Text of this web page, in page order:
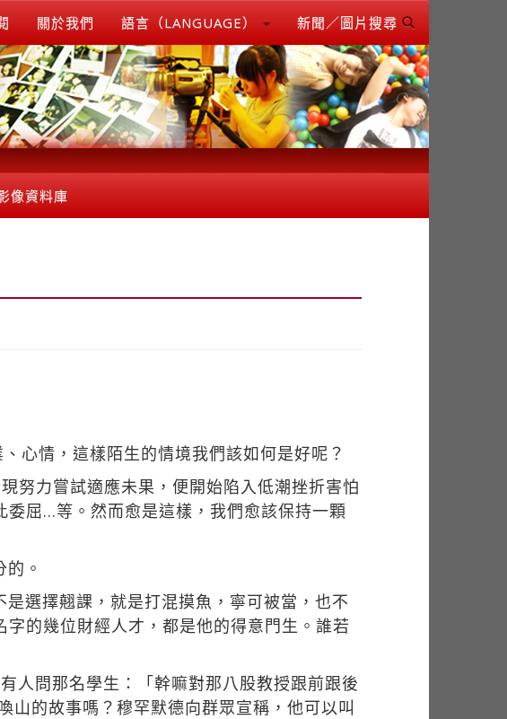
關於我們 語言（LANGUAGE） 新聞／圖片搜尋
像資料庫
心情，這樣陌生的情境我們該如何是好呢？
努力嘗試適應未果，便開始陷入低潮挫折害怕
屈…等。然而愈是這樣，我們愈該保持一顆
。
選擇翹課，就是打混摸魚，寧可被當，也不
的幾位財經人才，都是他的得意門生。誰若
人問那名學生：「幹嘛對那八股教授跟前跟後
山的故事嗎？穆罕默德向群眾宣稱，他可以叫